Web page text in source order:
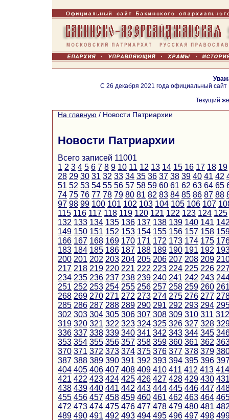
С 26 декабря 2021 года официальный
Текущий
На главную / Новости Патриархии
Новости Патриархии
Всего записей 11001
1 2 3 4 5 6 7 8 9 10 11 12 13 14 15 16 17 18 19
28 29 30 31 32 33 34 35 36 37 38 39 40 41 42
51 52 53 54 55 56 57 58 59 60 61 62 63 64 65
74 75 76 77 78 79 80 81 82 83 84 85 86 87 88
97 98 99 100 101 102 103 104 105 106 107
115 116 117 118 119 120 121 122 123 124 125
132 133 134 135 136 137 138 139 140 141
149 150 151 152 153 154 155 156 157 158
166 167 168 169 170 171 172 173 174 175
183 184 185 186 187 188 189 190 191 192
200 201 202 203 204 205 206 207 208 209
217 218 219 220 221 222 223 224 225 226
234 235 236 237 238 239 240 241 242 243
251 252 253 254 255 256 257 258 259 260
268 269 270 271 272 273 274 275 276 277
285 286 287 288 289 290 291 292 293 294
302 303 304 305 306 307 308 309 310 311 312
319 320 321 322 323 324 325 326 327 328
336 337 338 339 340 341 342 343 344 345
353 354 355 356 357 358 359 360 361 362
370 371 372 373 374 375 376 377 378 379
387 388 389 390 391 392 393 394 395 396
404 405 406 407 408 409 410 411 412 413 414
421 422 423 424 425 426 427 428 429 430
438 439 440 441 442 443 444 445 446 447
455 456 457 458 459 460 461 462 463 464
472 473 474 475 476 477 478 479 480 481
489 490 491 492 493 494 495 496 497 498